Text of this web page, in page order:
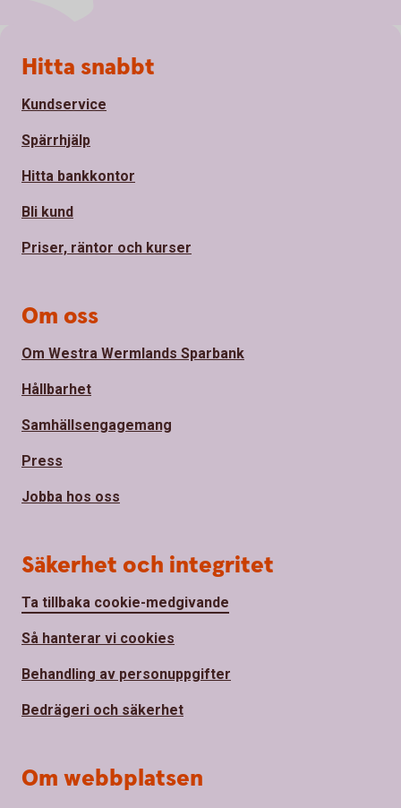
Sidfot
Hitta snabbt
Kundservice
Spärrhjälp
Hitta bankkontor
Bli kund
Priser, räntor och kurser
Om oss
Om Westra Wermlands Sparbank
Hållbarhet
Samhällsengagemang
Press
Jobba hos oss
Säkerhet och integritet
Ta tillbaka cookie-medgivande
Så hanterar vi cookies
Behandling av personuppgifter
Bedrägeri och säkerhet
Om webbplatsen